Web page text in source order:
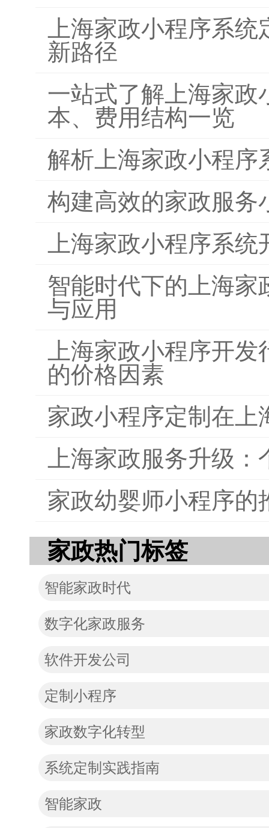
上海家政小程序系
新路径
一站式了解上海家政
本、费用结构一览
解析上海家政小程序
构建高效的家政服务
上海家政小程序系
智能时代下的上海家
与应用
上海家政小程序开
的价格因素
家政小程序定制在上
上海家政服务升级
家政幼婴师小程序的
家政热门标签
智能家政时代
数字化家政服务
软件开发公司
定制小程序
家政数字化转型
系统定制实践指南
智能家政